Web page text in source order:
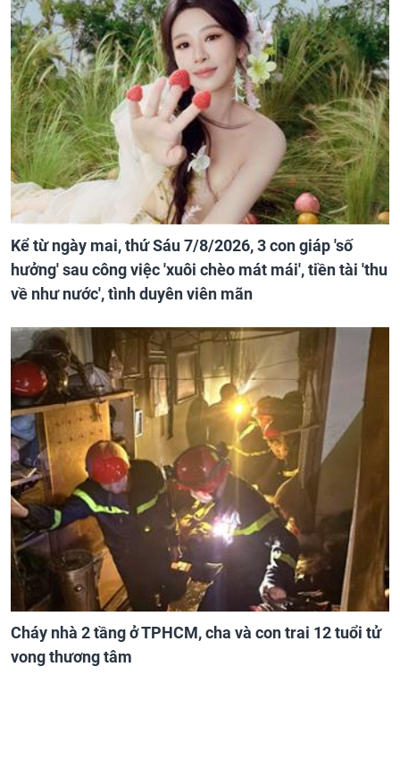
Kể từ ngày mai, thứ Sáu 7/8/2026, 3 con giáp 'số
hưởng' sau công việc 'xuôi chèo mát mái', tiền tài 'thu
về như nước', tình duyên viên mãn
Cháy nhà 2 tầng ở TPHCM, cha và con trai 12 tuổi tử
vong thương tâm